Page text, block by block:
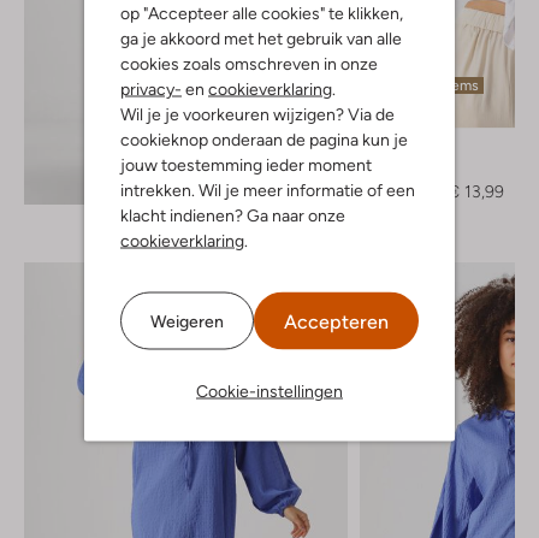
op "Accepteer alle cookies" te klikken,
ga je akkoord met het gebruik van alle
cookies zoals omschreven in onze
privacy- en cookieverklaring.
Wil je je voorkeuren wijzigen? Via de
cookieknop onderaan de pagina kun je
jouw toestemming ieder moment
intrekken. Wil je meer informatie of een
klacht indienen? Ga naar onze
cookieverklaring.
Weigeren Accepteren
Cookie-instellingen
Ontdek de look
Laatste items
-60%
Edited
€ 34,99
€ 13,99